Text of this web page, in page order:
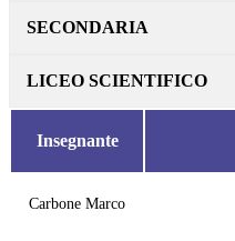
SECONDARIA
LICEO SCIENTIFICO
Insegnante
Carbone Marco